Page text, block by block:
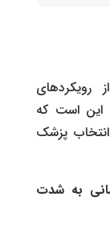
رویکردهای
این است که
پزشک
به شدت